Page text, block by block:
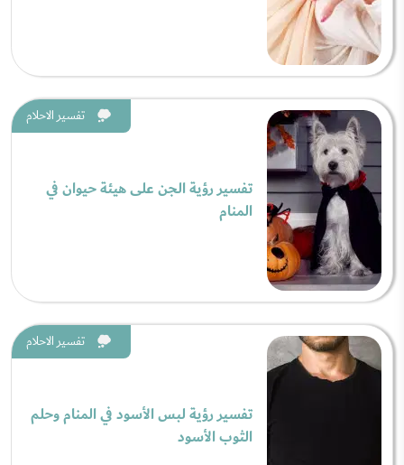
تفسير الاحلام
تفسير رؤية الجن على هيئة حيوان في
المنام
تفسير الاحلام
تفسير رؤية لبس الأسود في المنام وحلم
الثوب الأسود